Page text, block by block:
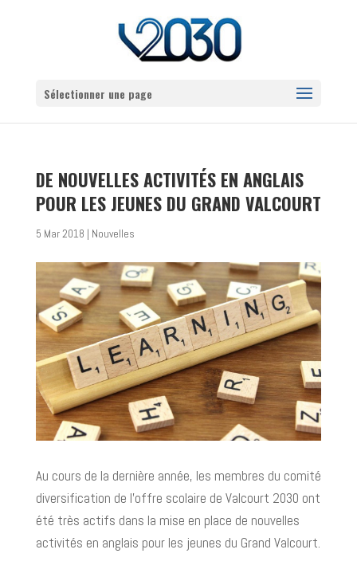
Sélectionner une page
DE NOUVELLES ACTIVITÉS EN ANGLAIS
POUR LES JEUNES DU GRAND VALCOURT
5 Mar 2018 | Nouvelles
Au cours de la dernière année, les membres du comité
diversification de l’offre scolaire de Valcourt 2030 ont
été très actifs dans la mise en place de nouvelles
activités en anglais pour les jeunes du Grand Valcourt.